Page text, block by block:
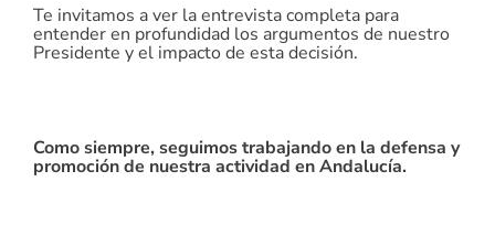
Te invitamos a ver la entrevista completa para
entender en profundidad los argumentos de nuestro
Presidente y el impacto de esta decisión.
Como siempre, seguimos trabajando en la defensa y
promoción de nuestra actividad en Andalucía.